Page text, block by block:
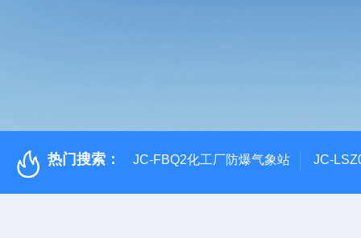
热门搜索： JC-FBQ2化工厂防爆气象站 JC-